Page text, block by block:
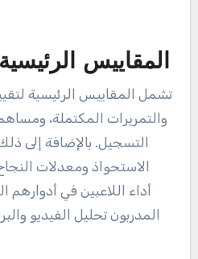
المقاييس الرئيسية
تشمل المقاييس الرئيسية
التسجيل. بالإضافة إلى
الاستحواذ ومعدلات
أداء اللاعبين في أدوارهم
المدربون تحليل الفيديو